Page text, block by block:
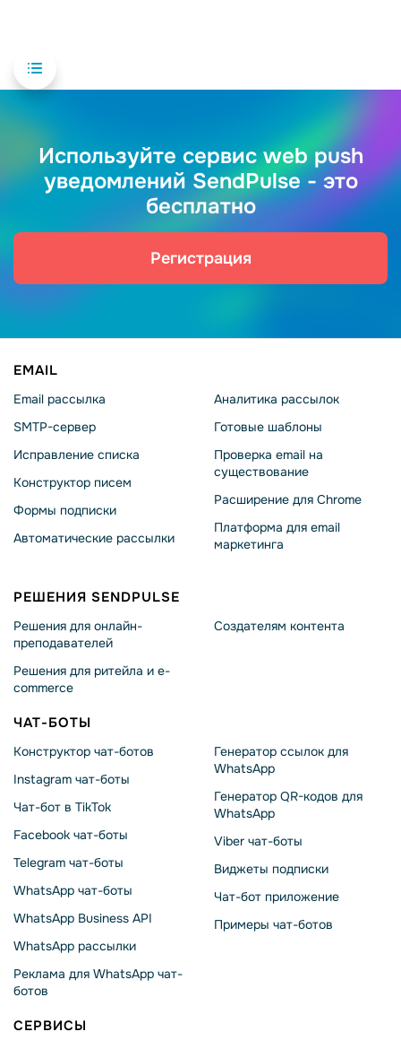
Используйте сервис web push
уведомлений SendPulse - это
бесплатно
Регистрация
EMAIL
Email рассылка
SMTP-сервер
Исправление списка
Конструктор писем
Формы подписки
Автоматические рассылки
Аналитика рассылок
Готовые шаблоны
Проверка email на
существование
Расширение для Chrome
Платформа для email
маркетинга
РЕШЕНИЯ SENDPULSE
Решения для онлайн-
преподавателей
Решения для ритейла и e-
commerce
Создателям контента
ЧАТ-БОТЫ
Конструктор чат-ботов
Instagram чат-боты
Чат-бот в TikTok
Facebook чат-боты
Telegram чат-боты
WhatsApp чат-боты
WhatsApp Business API
WhatsApp рассылки
Реклама для WhatsApp чат-
ботов
Генератор ссылок для
WhatsApp
Генератор QR-кодов для
WhatsApp
Viber чат-боты
Виджеты подписки
Чат-бот приложение
Примеры чат-ботов
СЕРВИСЫ